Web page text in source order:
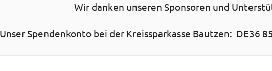
Wir danken unseren Sponsoren und
Unser Spendenkonto bei der Kreissparkasse Bautzen: DE36